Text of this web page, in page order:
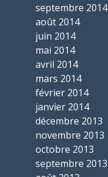
septembre 2014
août 2014
juin 2014
mai 2014
avril 2014
mars 2014
février 2014
janvier 2014
décembre 2013
novembre 2013
octobre 2013
septembre 2013